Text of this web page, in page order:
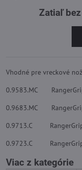
Zatiaľ
Vhodné pre vreckové
0.9583.MC
0.9683.MC
0.9713.C RangerGrip
0.9723.C
Viac z kategórie